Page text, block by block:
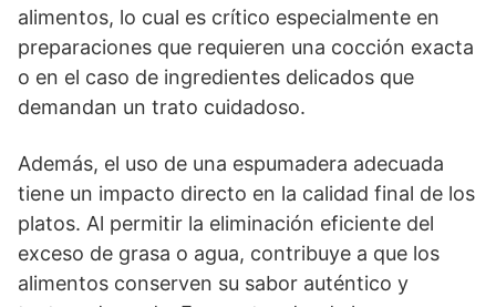
alimentos, lo cual es crítico especialmente en
preparaciones que requieren una cocción exacta
o en el caso de ingredientes delicados que
demandan un trato cuidadoso.
Además, el uso de una espumadera adecuada
tiene un impacto directo en la calidad final de los
platos. Al permitir la eliminación eficiente del
exceso de grasa o agua, contribuye a que los
alimentos conserven su sabor auténtico y